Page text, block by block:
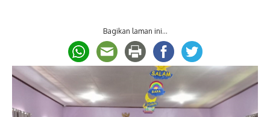
Bagikan laman ini...